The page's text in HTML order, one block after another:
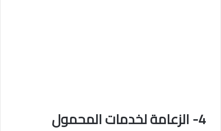
4- الزعامة لخدمات المحمول